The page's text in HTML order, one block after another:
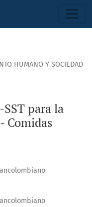
HUMANO Y SOCIEDAD
para la
Comidas